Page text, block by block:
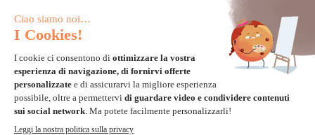
Carta di credito
Paypal
Bonifico Bancario
3 volte senza tasse